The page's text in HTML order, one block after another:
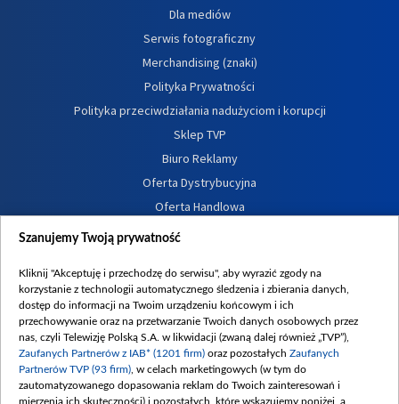
Dla mediów
Serwis fotograficzny
Merchandising (znaki)
Polityka Prywatności
Polityka przeciwdziałania nadużyciom i korupcji
Sklep TVP
Biuro Reklamy
Oferta Dystrybucyjna
Oferta Handlowa
Dostępność
Procedura zgłoszeń wewnętrznych
Szanujemy Twoją prywatność
Kliknij "Akceptuję i przechodzę do serwisu", aby wyrazić zgody na
korzystanie z technologii automatycznego śledzenia i zbierania danych,
dostęp do informacji na Twoim urządzeniu końcowym i ich
przechowywanie oraz na przetwarzanie Twoich danych osobowych przez
nas, czyli Telewizję Polską S.A. w likwidacji (zwaną dalej również „TVP”),
Zaufanych Partnerów z IAB* (1201 firm) oraz pozostałych Zaufanych
Partnerów TVP (93 firm) , w celach marketingowych (w tym do
zautomatyzowanego dopasowania reklam do Twoich zainteresowań i
mierzenia ich skuteczności) i pozostałych, które wskazujemy poniżej, a